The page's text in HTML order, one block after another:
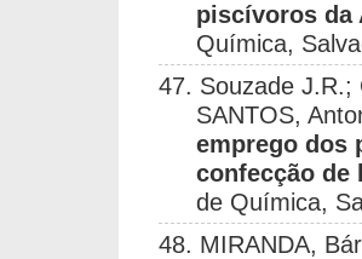
piscívoros da
Química,
47. Souzade J.R.;
SANTOS,
emprego dos
confecção de
de Química,
48. MIRANDA,